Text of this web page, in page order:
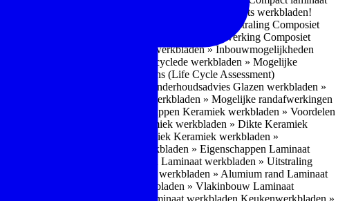
bescherm je bij het droog bewerken van kwarts werkbladen!
Composiet werkbladen » Uitstraling Composiet
Composiet werkbladen » Randafwerking Composiet
Composiet werkbladen » Inbouwmogelijkheden
Gerecyclede werkbladen » Mogelijke
werkbladen » LCA-gegevens (Life Cycle Assessment)
Glazen werkbladen » Onderhoudsadvies Glazen werkbladen »
Glazen werkbladen » Mogelijke randafwerkingen
Keramiek werkbladen » Eigenschappen Keramiek werkbladen » Voordelen
Keramiek werkbladen » Dikte Keramiek
» Mogelijke randafwerking Keramiek Keramiek werkbladen »
» Eigenschappen Laminaat werkbladen » Eigenschappen Laminaat
Laminaat werkbladen Laminaat werkbladen » Uitstraling
werkbladen » ABS/PP Laminaat werkbladen » Alumium rand Laminaat
werkbladen Laminaat werkbladen » Vlakinbouw Laminaat